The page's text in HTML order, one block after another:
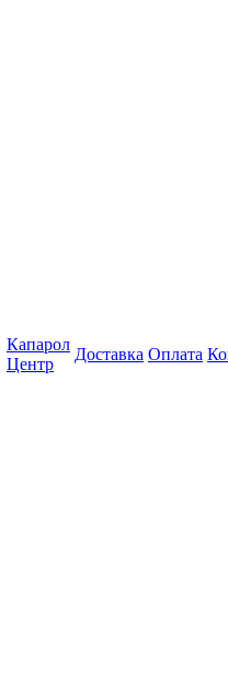
Капарол
Центр
Доставка Оплата